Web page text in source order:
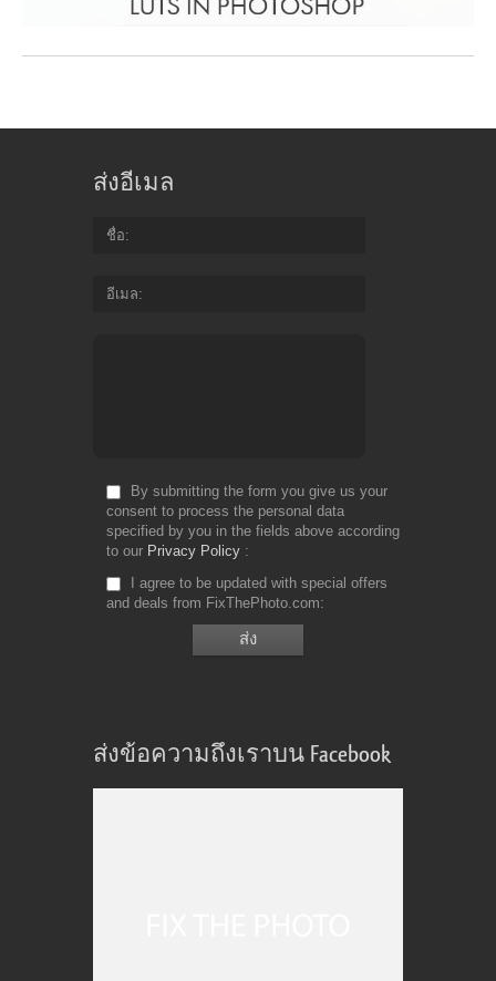
ส่งอีเมล
ชื่อ
อีเมล
By submitting the form you give us your
consent to process the personal data
specified by you in the fields above according
to our Privacy Policy
I agree to be updated with special offers
and deals from FixThePhoto.com
ส่งข้อความถึงเราบน Facebook